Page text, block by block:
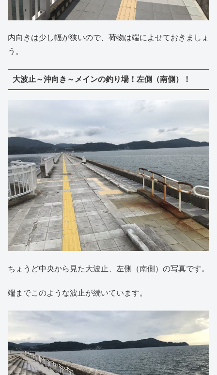
内向きは少し幅が狭いので、荷物は端によせておきましょ
う。
大波止～沖向き～メインの釣り場！左側（南側）！
ちょうど中央から見た大波止、左側（南側）の写真です。
端までこのような波止が続いています。